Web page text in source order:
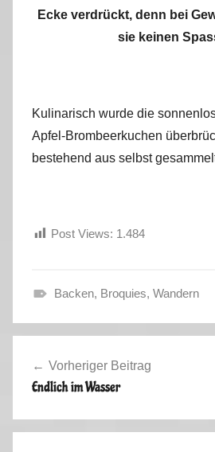
Ecke verdrückt, denn bei
sie keinen
Kulinarisch wurde die
Apfel-Brombeerkuchen
bestehend aus selbst
Post Views: 1.484
e
s
t
Backen, Broquies, Wandern
Vorheriger Beitrag
Endlich im Wasser